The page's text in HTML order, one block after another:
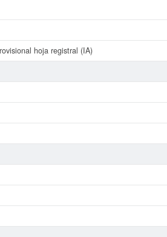
hoja registral (IA)